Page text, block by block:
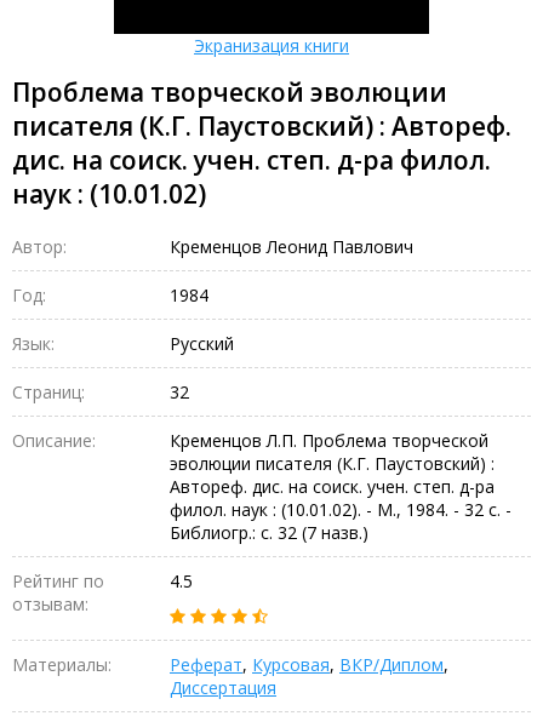
Экранизация книги
Проблема творческой эволюции
писателя (К.Г. Паустовский) : Автореф.
дис. на соиск. учен. степ. д-ра филол.
наук : (10.01.02)
Автор: Кременцов Леонид Павлович
Год: 1984
Язык: Русский
Страниц: 32
Описание:
Кременцов Л.П. Проблема творческой
эволюции писателя (К.Г. Паустовский) :
Автореф. дис. на соиск. учен. степ. д-ра
филол. наук : (10.01.02). - М., 1984. - 32 с. -
Библиогр.: с. 32 (7 назв.)
Рейтинг по
отзывам:
4.5
Материалы: Реферат, Курсовая, ВКР/Диплом,
Диссертация